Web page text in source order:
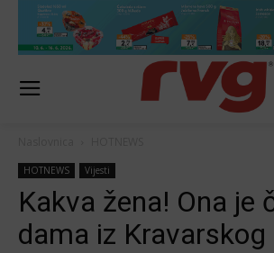
HOTNEWS Vijesti
Kakva žena! Ona je
dama iz Kravarskog